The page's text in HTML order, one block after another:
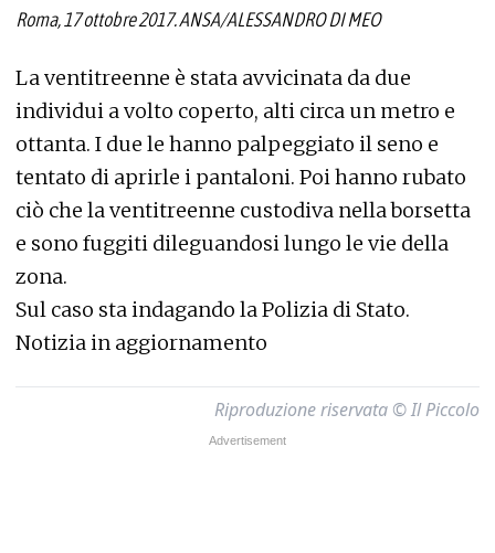
Roma, 17 ottobre 2017. ANSA/ALESSANDRO DI MEO
La ventitreenne è stata avvicinata da due
individui a volto coperto, alti circa un metro e
ottanta. I due le hanno palpeggiato il seno e
tentato di aprirle i pantaloni. Poi hanno rubato
ciò che la ventitreenne custodiva nella borsetta
e sono fuggiti dileguandosi lungo le vie della
zona.
Sul caso sta indagando la Polizia di Stato.
Notizia in aggiornamento
Riproduzione riservata © Il Piccolo